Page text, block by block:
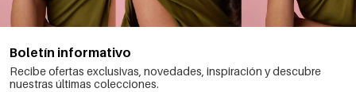
Boletín informativo
Recibe ofertas exclusivas, novedades, inspiración y descubre
nuestras últimas colecciones.